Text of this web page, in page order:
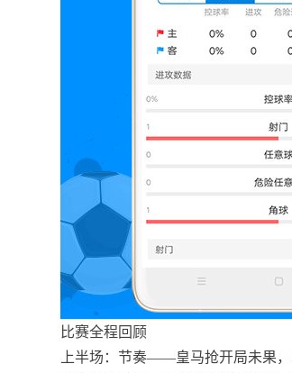
比赛全程回顾
上半场：节奏——皇马抢开局未果